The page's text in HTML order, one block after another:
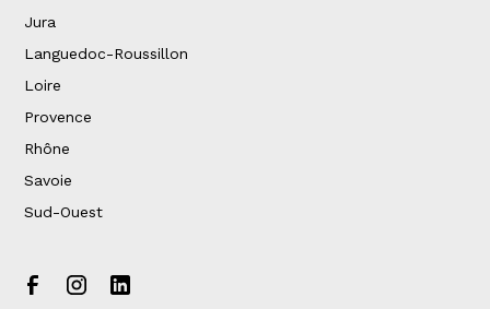
Jura
Languedoc-Roussillon
Loire
Provence
Rhône
Savoie
Sud-Ouest